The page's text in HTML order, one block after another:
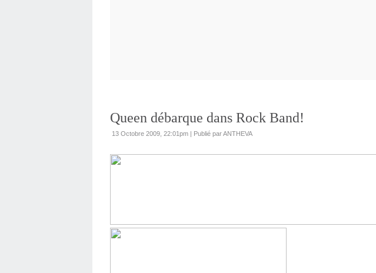
Queen débarque dans Rock Band!
13 Octobre 2009, 22:01pm | Publié par ANTHEVA